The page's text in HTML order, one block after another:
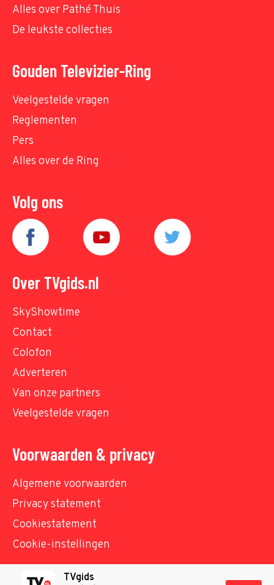
Alles over Pathé Thuis
De leukste collecties
Gouden Televizier-Ring
Veelgestelde vragen
Reglementen
Pers
Alles over de Ring
Volg ons
Over TVgids.nl
SkyShowtime
Contact
Colofon
Adverteren
Van onze partners
Veelgestelde vragen
Voorwaarden & privacy
Algemene voorwaarden
Privacy statement
Cookiestatement
Cookie-instellingen
TVgids